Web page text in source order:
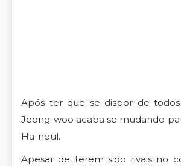
Após ter que se dispor de
Jeong-woo acaba se mudando
Ha-neul.
Apesar de terem sido rivais no